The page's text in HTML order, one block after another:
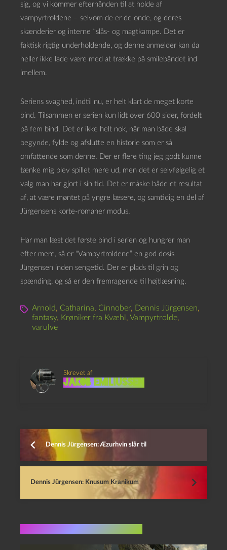
sig, og vi kommer efterhånden til at holde af
vampyrtroldene – selvom de er de onde, og deres
skænderier og interne ¨slås- og magtkampe. Det er
faktisk rigtig underholdende, og denne anmelder kan da
heller ikke lade være med at trække på smilebåndet ind
imellem.
Seriens svaghed, indtil nu, er helt klart de meget korte
bind. Tilsammen er serien kun lidt over 600 sider, fordelt
på fem bind. Det er ikke helt nok, når man både skal
begynde, fylde og afslutte en historie som er så
omfattende som denne. Der er flere ting jeg godt kunne
tænke mig blev spillet mere ud, men det er selvfølgelig et
valg man har gjort i sin tid. Det er måske både et resultat
af, at være møntet på yngre læsere, og samtidig en del af
Jürgensens korte-romaner modus.
Har man læst det første bind i serien og hungrer man
efter mere, så er “Vampyrtroldene” en god dosis
Jürgensen inden sengetid. Der er plads til grin og
spænding, og så er den fremragende til højtlæsning.
Arnold, Catharina, Cinnober, Dennis Jürgensen,
fantasy, Krøniker fra Kvæhl , Vampyrtrolde,
varulve
Skrevet af
Jakob Emiliussen
Dennis Jürgensen: Æzurhvin slår til
Dennis Jürgensen: Knusum Kranikum